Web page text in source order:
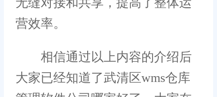
无缝对接和共享，提高了整体运
营效率。
相信通过以上内容的介绍后
大家已经知道了武清区wms仓库